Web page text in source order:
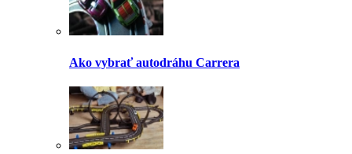
Ako vybrať autodráhu Carrera